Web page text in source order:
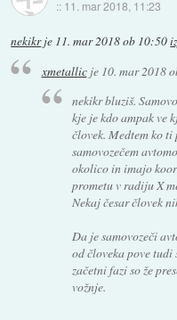
:: 11. mar 2018, 11:23
nekikrje 11. mar 2018 ob 10:50
xmetallicje 10. mar 2018
nekikr bluziš.
kje je kdo ampak ve
človek. Medtem ko ti
samovozečem
okolico in imajo
prometu v radiju X
Nekaj česar človek
Da je samovozeči
od človeka pove tudi
začetni fazi so že
vožnje.